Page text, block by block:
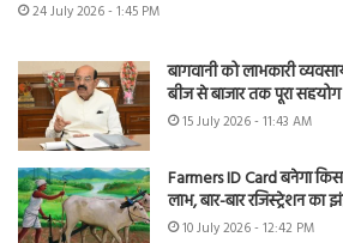
24 July 2026 - 1:45 PM
बागवानी को लाभकारी
बीज से बाजार तक पूरा सहयोग
15 July 2026 - 11:43 AM
Farmers ID Card बनेगा
लाभ, बार-बार रजिस्ट्रेशन
10 July 2026 - 12:42 PM